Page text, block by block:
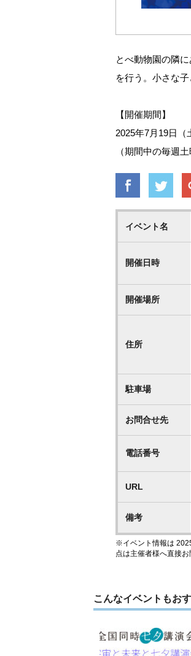
とべ動物園の隣
を行う。小さな
【開催期間】
2025年7月19日（
（期間中の毎週
イベント名
開催日時
開催場所
住所
駐車場
お問合せ先
電話番号
URL
備考
※イベント情報は
点は主催者様へ直接お
こんなイベントもお